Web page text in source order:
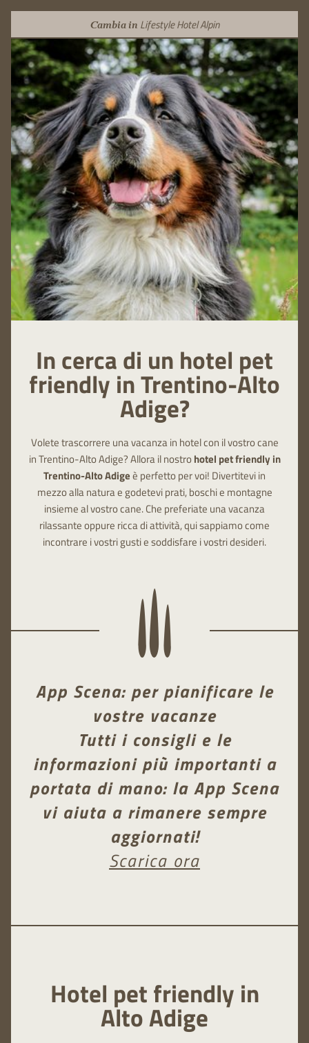
Cambia in Lifestyle Hotel Alpin
In cerca di un hotel pet
friendly in Trentino-Alto
Adige?
Volete trascorrere una vacanza in hotel con il vostro cane
in Trentino-Alto Adige? Allora il nostrohotel pet friendly in
Trentino-Alto Adigeè perfetto per voi! Divertitevi in
mezzo alla natura e godetevi prati, boschi e montagne
insieme al vostro cane. Che preferiate una vacanza
rilassante oppure ricca di attività, qui sappiamo come
incontrare i vostri gusti e soddisfare i vostri desideri.
App Scena: per pianificare le
vostre vacanze
Tutti i consigli e le
informazioni più importanti a
portata di mano: la App Scena
vi aiuta a rimanere sempre
aggiornati!
Scarica ora
Hotel pet friendly in
Alto Adige